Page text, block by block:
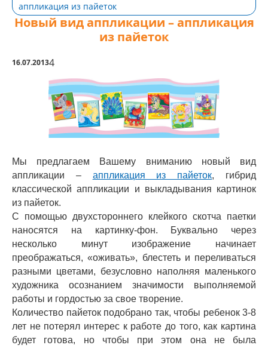
аппликация из пайеток
Новый вид аппликации – аппликация
из пайеток
16.07.20134
Мы предлагаем Вашему вниманию новый вид
аппликации – аппликация из пайеток, гибрид
классической аппликации и выкладывания картинок
из пайеток.
С помощью двухстороннего клейкого скотча паетки
наносятся на картинку-фон. Буквально через
несколько минут изображение начинает
преображаться, «оживать», блестеть и переливаться
разными цветами, безусловно наполняя маленького
художника осознанием значимости выполняемой
работы и гордостью за свое творение.
Количество пайеток подобрано так, чтобы ребенок 3-8
лет не потерял интерес к работе до того, как картина
будет готова, но чтобы при этом она не была